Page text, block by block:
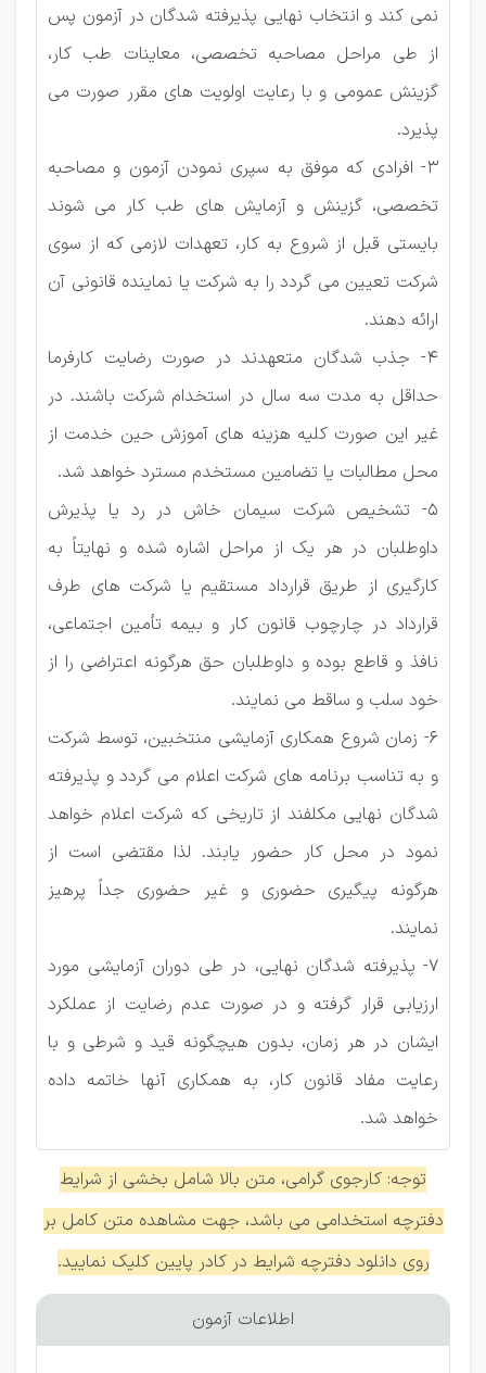
نمی کند و انتخاب نهایی پذیرفته شدگان در آزمون پس
از طی مراحل مصاحبه تخصصی، معاینات طب کار،
گزینش عمومی و با رعایت اولویت های مقرر صورت می
پذیرد.
3- افرادی که موفق به سپری نمودن آزمون و مصاحبه
تخصصی، گزینش و آزمایش های طب کار می شوند
بایستی قبل از شروع به کار، تعهدات لازمی که از سوی
شرکت تعیین می گردد را به شرکت یا نماینده قانونی آن
ارائه دهند.
4- جذب شدگان متعهدند در صورت رضایت کارفرما
حداقل به مدت سه سال در استخدام شرکت باشند. در
غیر این صورت کلیه هزینه های آموزش حین خدمت از
محل مطالبات یا تضامین مستخدم مسترد خواهد شد.
5- تشخیص شرکت سیمان خاش در رد یا پذیرش
داوطلبان در هر یک از مراحل اشاره شده و نهایتاً به
کارگیری از طریق قرارداد مستقیم یا شرکت های طرف
قرارداد در چارچوب قانون کار و بیمه تأمین اجتماعی،
نافذ و قاطع بوده و داوطلبان حق هرگونه اعتراضی را از
خود سلب و ساقط می نمایند.
6- زمان شروع همکاری آزمایشی منتخبین، توسط شرکت
و به تناسب برنامه های شرکت اعلام می گردد و پذیرفته
شدگان نهایی مکلفند از تاریخی که شرکت اعلام خواهد
نمود در محل کار حضور یابند. لذا مقتضی است از
هرگونه پیگیری حضوری و غیر حضوری جداً پرهیز
نمایند.
7- پذیرفته شدگان نهایی، در طی دوران آزمایشی مورد
ارزیابی قرار گرفته و در صورت عدم رضایت از عملکرد
ایشان در هر زمان، بدون هیچگونه قید و شرطی و با
رعایت مفاد قانون کار، به همکاری آنها خاتمه داده
خواهد شد.
توجه: کارجوی گرامی، متن بالا شامل بخشی از شرایط
دفترچه استخدامی می باشد، جهت مشاهده متن کامل بر
روی دانلود دفترچه شرایط در کادر پایین کلیک نمایید.
اطلاعات آزمون